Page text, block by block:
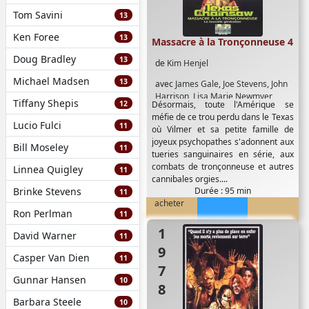
Tom Savini 13
Ken Foree 13
Doug Bradley 13
Michael Madsen 13
Tiffany Shepis 12
Lucio Fulci 11
Bill Moseley 11
Linnea Quigley 11
Brinke Stevens 11
Ron Perlman 11
David Warner 11
Casper Van Dien 11
Gunnar Hansen 10
Barbara Steele 10
de Kim Henjel
avec James Gale, Joe Stevens, John
Harrison, Lisa Marie Newmyer,
Matthew McConaughey,Renee
Zellweger,Robert Jacks,Tonie
Perensky, Tyler Cone
Massacre à la Tronçonneuse 4
Désormais, toute l'Amérique se
méfie de ce trou perdu dans le Texas
où Vilmer et sa petite famille de
joyeux psychopathes s'adonnent aux
tueries sanguinaires en série, aux
combats de tronçonneuse et autres
cannibales orgies....
Durée : 95 min
acheter
1978